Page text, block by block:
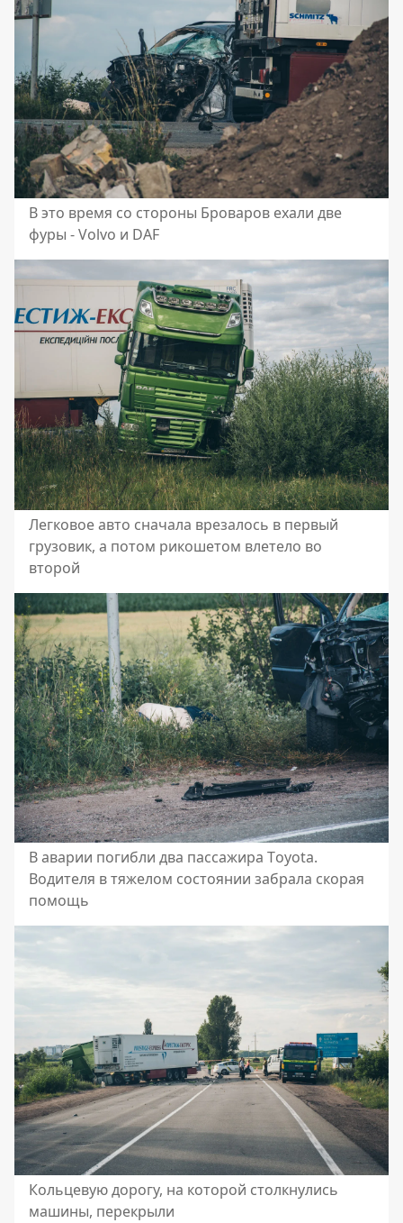
В это время со стороны Броваров ехали две
фуры - Volvo и DAF
Легковое авто сначала врезалось в первый
грузовик, а потом рикошетом влетело во
второй
В аварии погибли два пассажира Тoyota.
Водителя в тяжелом состоянии забрала скорая
помощь
Кольцевую дорогу, на которой столкнулись
машины, перекрыли